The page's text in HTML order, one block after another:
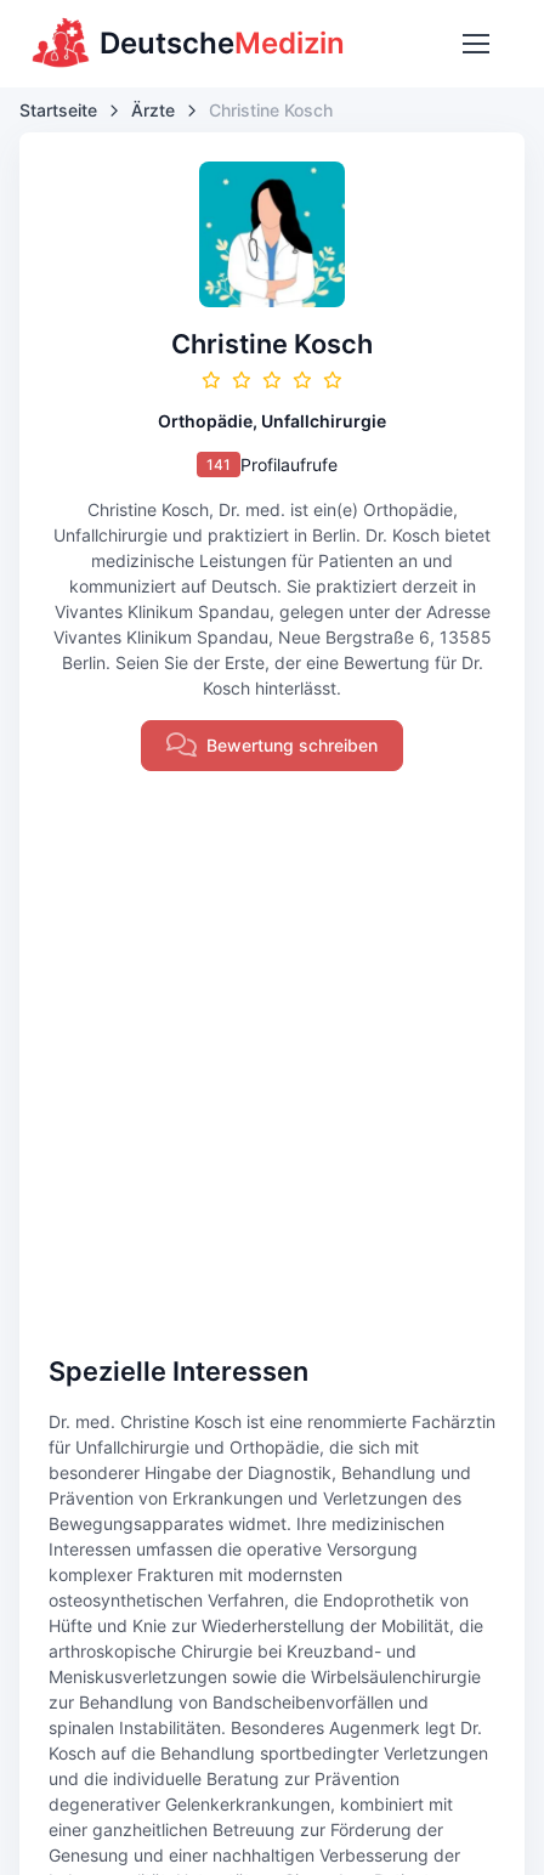
DeutscheMedizin
Startseite Ärzte Christine Kosch
Christine Kosch
Orthopädie, Unfallchirurgie
141 Profilaufrufe
Christine Kosch, Dr. med. ist ein(e) Orthopädie,
Unfallchirurgie und praktiziert in Berlin. Dr. Kosch bietet
medizinische Leistungen für Patienten an und
kommuniziert auf Deutsch. Sie praktiziert derzeit in
Vivantes Klinikum Spandau, gelegen unter der Adresse
Vivantes Klinikum Spandau, Neue Bergstraße 6, 13585
Berlin. Seien Sie der Erste, der eine Bewertung für Dr.
Kosch hinterlässt.
Bewertung schreiben
Spezielle Interessen
Dr. med. Christine Kosch ist eine renommierte Fachärztin
für Unfallchirurgie und Orthopädie, die sich mit
besonderer Hingabe der Diagnostik, Behandlung und
Prävention von Erkrankungen und Verletzungen des
Bewegungsapparates widmet. Ihre medizinischen
Interessen umfassen die operative Versorgung
komplexer Frakturen mit modernsten
osteosynthetischen Verfahren, die Endoprothetik von
Hüfte und Knie zur Wiederherstellung der Mobilität, die
arthroskopische Chirurgie bei Kreuzband- und
Meniskusverletzungen sowie die Wirbelsäulenchirurgie
zur Behandlung von Bandscheibenvorfällen und
spinalen Instabilitäten. Besonderes Augenmerk legt Dr.
Kosch auf die Behandlung sportbedingter Verletzungen
und die individuelle Beratung zur Prävention
degenerativer Gelenkerkrankungen, kombiniert mit
einer ganzheitlichen Betreuung zur Förderung der
Genesung und einer nachhaltigen Verbesserung der